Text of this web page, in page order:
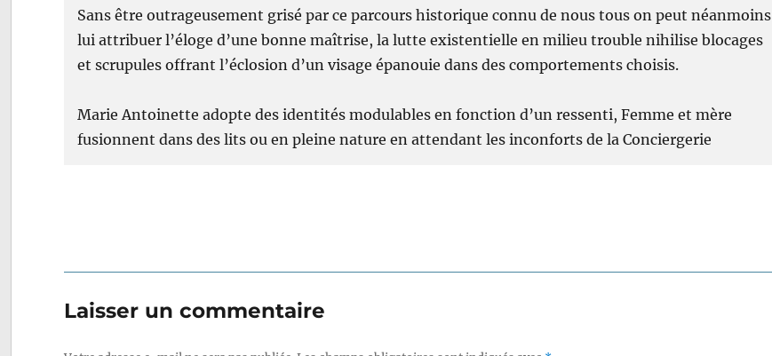
Sans être outrageusement grisé par ce parcours historique connu de nous tous on peut néanmoins
lui attribuer l’éloge d’une bonne maîtrise, la lutte existentielle en milieu trouble nihilise blocages
et scrupules offrant l’éclosion d’un visage épanouie dans des comportements choisis.
Marie Antoinette adopte des identités modulables en fonction d’un ressenti, Femme et mère
fusionnent dans des lits ou en pleine nature en attendant les inconforts de la Conciergerie
Laisser un commentaire